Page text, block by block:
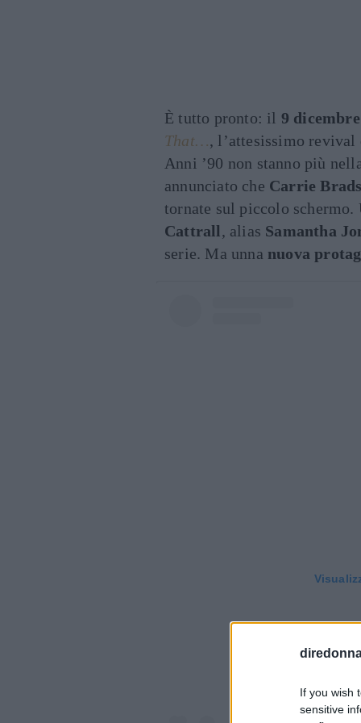
If you wish
sensitive
È tutto pronto: il 9 dicembre
That…, l’attesissimo
Anni ’90 non stanno più
annunciato che Carrie
tornate sul piccolo schermo.
Cattrall, alias Samantha
serie. Ma unna nuova